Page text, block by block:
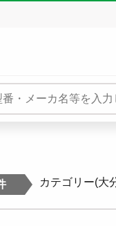
カテゴリー(大